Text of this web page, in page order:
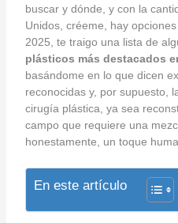
buscar y dónde, y con la
Unidos, créeme, hay
2025, te traigo una lista de
plásticos más destacados
basándome en lo que dicen
reconocidas y, por supuesto,
cirugía plástica, ya sea
campo que requiere una
honestamente, un toque
En este artículo